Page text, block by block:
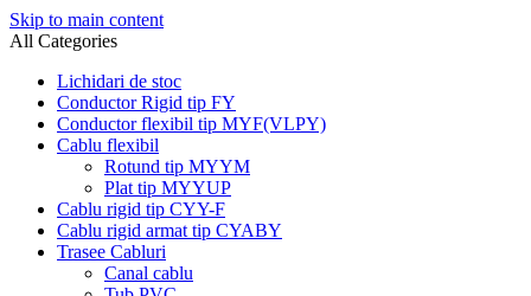
Skip to main content
All Categories
Lichidari de stoc
Conductor Rigid tip FY
Conductor flexibil tip MYF(VLPY)
Cablu flexibil
Rotund tip MYYM
Plat tip MYYUP
Cablu rigid tip CYY-F
Cablu rigid armat tip CYABY
Trasee Cabluri
Canal cablu